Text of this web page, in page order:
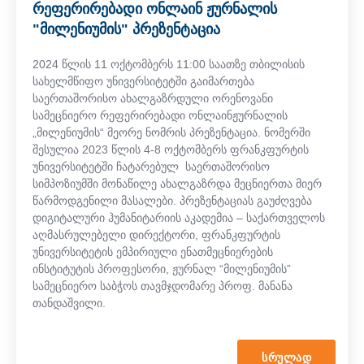
რეფერირებადი ონლაინ ჟურნალის
"მილენიუმის" პრეზენტაცია
2024 წლის 11 ოქტომბერს 11:00 საათზე თბილისის
სახელმწიფო უნივერსიტეტში გაიმართება
საერთაშორისო ახალგაზრდული ორენოვანი
სამეცნიერო რეფერირებადი ონლაინჟურნალის
„მილენიუმის“ მეორე ნომრის პრეზენტაცია. ნომერში
შესულია 2023 წლის 4-8 ოქტომბერს ფრანკფურტის
უნივერსიტეტში ჩატარებულ საერთაშორისო
სიმპოზიუმში მონაწილე ახალგაზრდა მეცნიერთა მიერ
წარმოდგენილი მასალები. პრეზენტაციას გაუძღვება
დიგიტალური ჰუმანიტარიის აკადემია – საქართველოს
აღმასრულებელი დირექტორი, ფრანკფურტის
უნივერსიტეტის ემპირიული ენათმეცნიერების
ინსტიტუტის პროფესორი, ჟურნალ “მილენიუმის”
სამეცნიერო საბჭოს თავმჯდომარე პროფ. მანანა
თანდაშვილი.
ᲡᲠᲣᲚᲐᲓ